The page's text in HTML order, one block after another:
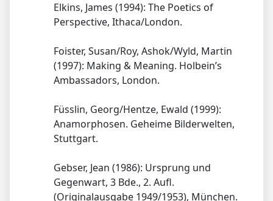
Elkins, James (1994): The Poetics of
Perspective, Ithaca/London.
Foister, Susan/Roy, Ashok/Wyld, Martin
(1997): Making & Meaning. Holbein’s
Ambassadors, London.
Füsslin, Georg/Hentze, Ewald (1999):
Anamorphosen. Geheime Bilderwelten,
Stuttgart.
Gebser, Jean (1986): Ursprung und
Gegenwart, 3 Bde., 2. Aufl.
(Originalausgabe 1949/1953), München.